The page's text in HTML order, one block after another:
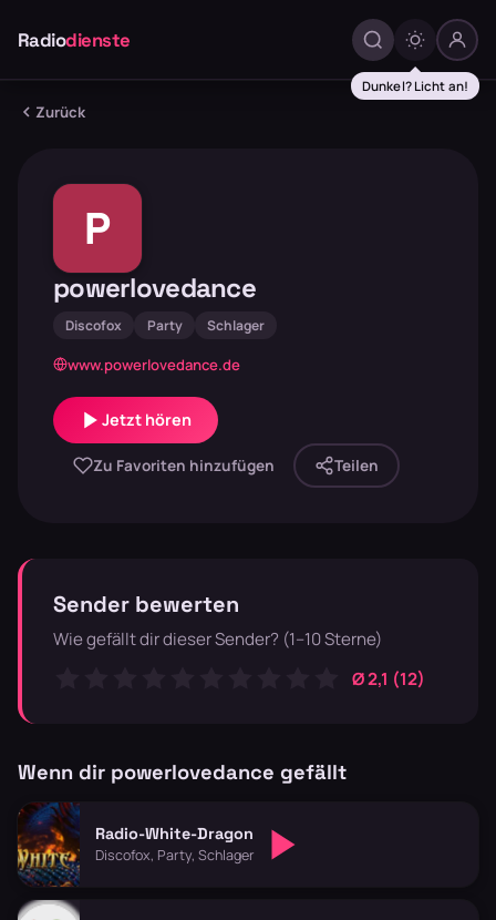
Radiodienste
Dunkel? Licht an!
Zurück
P
powerlovedance
Discofox Party Schlager
www.powerlovedance.de
Jetzt hören
Zu Favoriten hinzufügen Teilen
Sender bewerten
Wie gefällt dir dieser Sender? (1–10 Sterne)
Ø 2,1 (12)
Wenn dir powerlovedance gefällt
Radio-White-Dragon
Discofox, Party, Schlager